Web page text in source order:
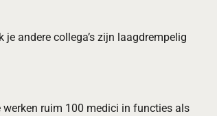
andere collega’s zijn laagdrempelig
werken ruim 100 medici in functies als